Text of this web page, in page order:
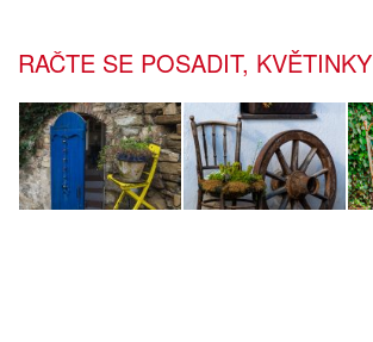
RAČTE SE POSADIT, KVĚTINKY